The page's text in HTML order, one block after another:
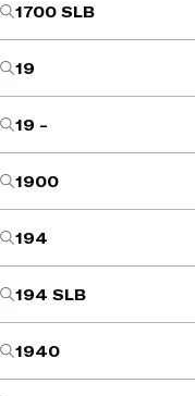
1700 SLB
19
19 -
1900
194
194 SLB
1940